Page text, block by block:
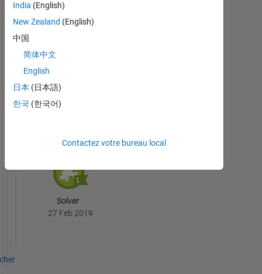
Thankful Level 1
27 Jan 2021
Solver
27 Feb 2019
India (English)
New Zealand (English)
中国
简体中文
English
日本 (日本語)
한국 (한국어)
Contactez votre bureau local